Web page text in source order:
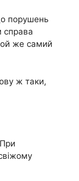
порушень
справа
же самий
ж таки,